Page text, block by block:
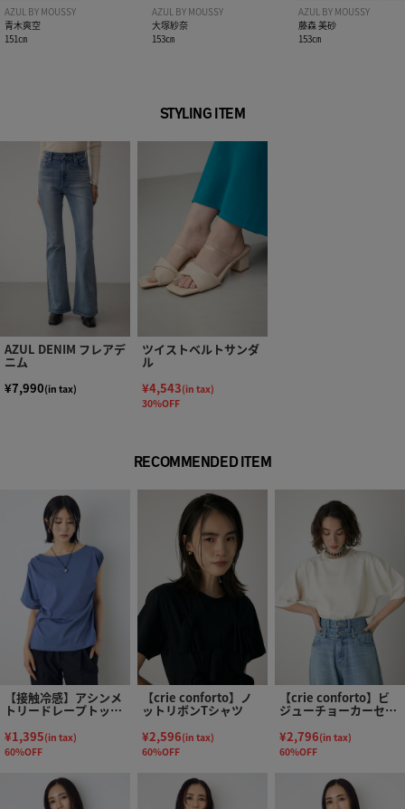
[注意事項]
※画像の商品はサンプルです。実際の商品と仕様、加工が若干
※着用、お取り扱いの際は、アテンションタグをご確認くださ
AZUL BY MOUSSY
青木爽空
151㎝
AZUL BY MOUSSY
大塚紗奈
153㎝
AZUL BY MOUSSY
藤森 美砂
153㎝
STYLING ITEM
AZUL DENIM フレアデ
ニム
¥7,990(in tax)
ツイストベルトサンダ
ル
¥4,543(in tax)
30%OFF
RECOMMENDED ITEM
【接触冷感】アシンメ
トリードレープトップ
¥1,395(in tax)
60%OFF
【crie conforto】ノ
ットリボンTシャツ
¥2,596(in tax)
60%OFF
【crie conforto】ビ
ジューチョーカーセッ
トカットソー
¥2,796(in tax)
60%OFF